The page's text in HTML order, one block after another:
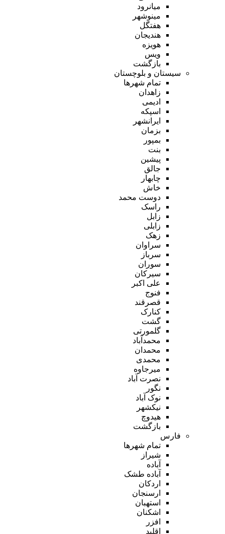
میانرود
مینوشهر
هفتگل
هندیجان
هویزه
ویس
بازگشت
سیستان و بلوچستان
تمام شهر‌ها
زاهدان
ادیمی
اسپکه
ایرانشهر
بزمان
بمپور
بنت
پیشین
جالق
چابهار
خاش
دوست محمد
راسک
زابل
زابلی
زهک
سراوان
سرباز
سوران
سیرکان
علی اکبر
فنوج
قصرقند
کنارک
گشت
گلمورتی
محمدآباد
محمدان
محمدی
میرجاوه
نصرت آباد
نگور
نوک آباد
نیکشهر
هیدوچ
بازگشت
فارس
تمام شهر‌ها
شیراز
آباده
آباده طشک
اردکان
ارسنجان
استهبان
اشکنان
افزر
اقلید